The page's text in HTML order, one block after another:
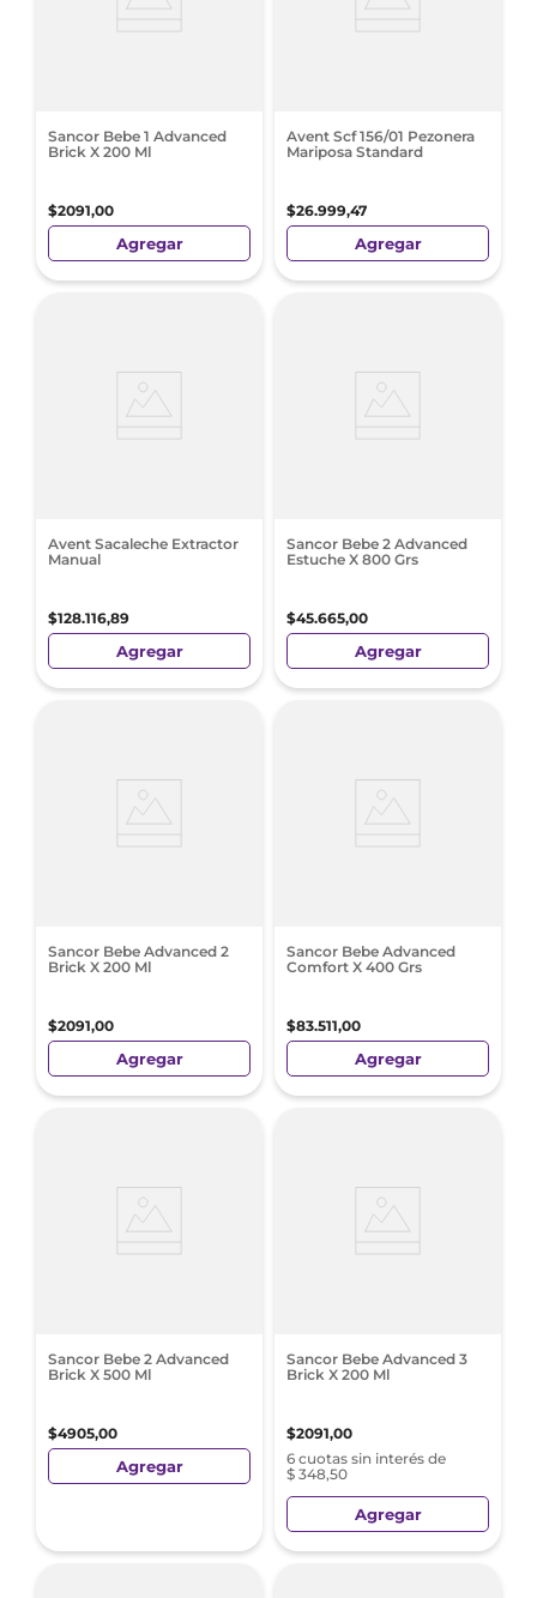
Sancor Bebe 1 Advanced
Brick X 200 Ml
$2091,00
Agregar
Avent Scf 156/01 Pezonera
Mariposa Standard
$26.999,47
Agregar
Avent Sacaleche Extractor
Manual
$128.116,89
Agregar
Sancor Bebe 2 Advanced
Estuche X 800 Grs
$45.665,00
Agregar
Sancor Bebe Advanced 2
Brick X 200 Ml
$2091,00
Agregar
Sancor Bebe Advanced
Comfort X 400 Grs
$83.511,00
Agregar
Sancor Bebe 2 Advanced
Brick X 500 Ml
$4905,00
Agregar
Sancor Bebe Advanced 3
Brick X 200 Ml
$2091,00
6 cuotas sin interés de
$ 348,50
Agregar